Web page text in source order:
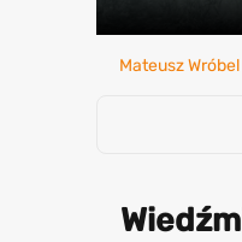
Mateusz Wróbel